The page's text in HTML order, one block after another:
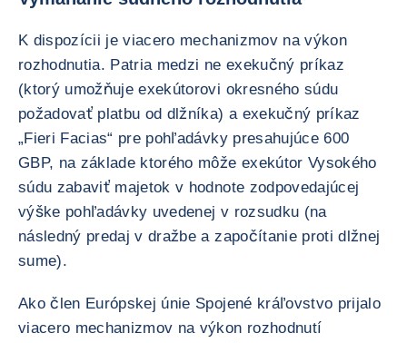
K dispozícii je viacero mechanizmov na výkon
rozhodnutia. Patria medzi ne exekučný príkaz
(ktorý umožňuje exekútorovi okresného súdu
požadovať platbu od dlžníka) a exekučný príkaz
„Fieri Facias“ pre pohľadávky presahujúce 600
GBP, na základe ktorého môže exekútor Vysokého
súdu zabaviť majetok v hodnote zodpovedajúcej
výške pohľadávky uvedenej v rozsudku (na
následný predaj v dražbe a započítanie proti dlžnej
sume).
Ako člen Európskej únie Spojené kráľovstvo prijalo
viacero mechanizmov na výkon rozhodnutí